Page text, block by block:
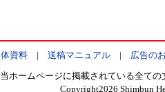
資料| 送稿マニュアル| 広告の
当ホームページに掲載されている全て
Copyright2026 Shimbun